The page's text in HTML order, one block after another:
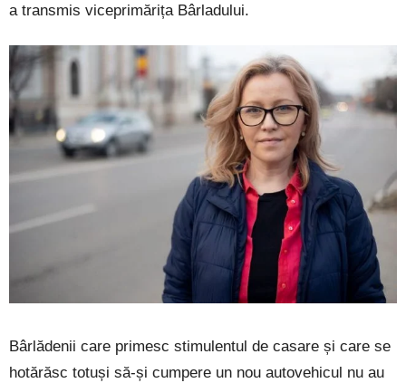
a transmis viceprimărița Bârladului.
Bârlădenii care primesc stimulentul de casare și care se
hotărăsc totuși să-și cumpere un nou autovehicul nu au